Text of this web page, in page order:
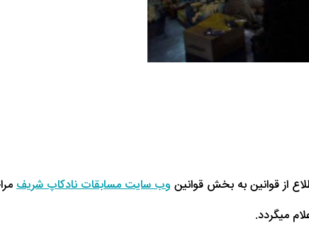
از قوانین به بخش قوانین وب سایت مسابقات نادکاپ شریف
میگردد.